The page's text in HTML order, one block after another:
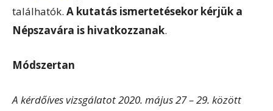
találhatók. A kutatás ismertetésekor kérjük a
Népszavára is hivatkozzanak.
Módszertan
A kérdőíves vizsgálatot 2020. május 27 – 29. között